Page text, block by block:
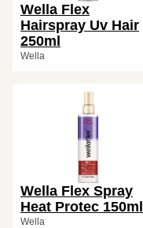
Wella Flex
Hairspray Uv Hair
250ml
Wella
Wella Flex Spray
Heat Protec 150ml
Wella